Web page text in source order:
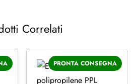
Correlati
PRONTA CONSEGNA